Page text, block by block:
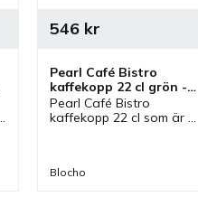
Pearl Café Bistro
kaffekopp 22 cl grön -
6 st/fp
Pearl Café Bistro
kaffekopp 22 cl som är
har tillhörande kaffefat.
546kr
Blocho